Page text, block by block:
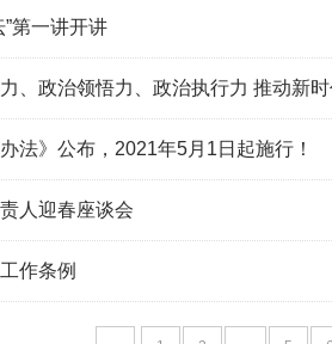
第一讲开讲
、政治领悟力、政治执行力 推动新
法》公布，2021年5月1日起施行！
人迎春座谈会
作条例